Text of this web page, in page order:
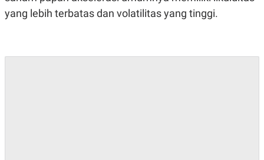
yang lebih terbatas dan volatilitas yang tinggi.